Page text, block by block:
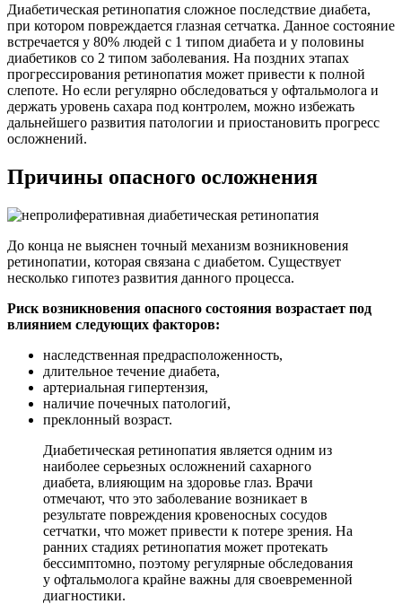
Диабетическая ретинопатия сложное последствие диабета,
при котором повреждается глазная сетчатка. Данное состояние
встречается у 80% людей с 1 типом диабета и у половины
диабетиков со 2 типом заболевания. На поздних этапах
прогрессирования ретинопатия может привести к полной
слепоте. Но если регулярно обследоваться у офтальмолога и
держать уровень сахара под контролем, можно избежать
дальнейшего развития патологии и приостановить прогресс
осложнений.
Причины опасного осложнения
До конца не выяснен точный механизм возникновения
ретинопатии, которая связана с диабетом. Существует
несколько гипотез развития данного процесса.
Риск возникновения опасного состояния возрастает под
влиянием следующих факторов:
наследственная предрасположенность,
длительное течение диабета,
артериальная гипертензия,
наличие почечных патологий,
преклонный возраст.
Диабетическая ретинопатия является одним из
наиболее серьезных осложнений сахарного
диабета, влияющим на здоровье глаз. Врачи
отмечают, что это заболевание возникает в
результате повреждения кровеносных сосудов
сетчатки, что может привести к потере зрения. На
ранних стадиях ретинопатия может протекать
бессимптомно, поэтому регулярные обследования
у офтальмолога крайне важны для своевременной
диагностики.